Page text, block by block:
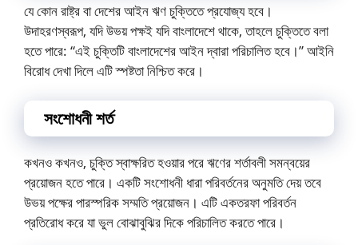
যে কোন রাষ্ট্র বা দেশের আইন ঋণ চুক্তিতে প্রযোজ্য হবে।
উদাহরণস্বরূপ, যদি উভয় পক্ষই যদি বাংলাদেশে থাকে, তাহলে চুক্তিতে বলা
হতে পারে: “এই চুক্তিটি বাংলাদেশের আইন দ্বারা পরিচালিত হবে।” আইনি
বিরোধ দেখা দিলে এটি স্পষ্টতা নিশ্চিত করে।
সংশোধনী শর্ত
কখনও কখনও, চুক্তি স্বাক্ষরিত হওয়ার পরে ঋণের শর্তাবলী সমন্বয়ের
প্রয়োজন হতে পারে। একটি সংশোধনী ধারা পরিবর্তনের অনুমতি দেয় তবে
উভয় পক্ষের পারস্পরিক সম্মতি প্রয়োজন। এটি একতরফা পরিবর্তন
প্রতিরোধ করে যা ভুল বোঝাবুঝির দিকে পরিচালিত করতে পারে।